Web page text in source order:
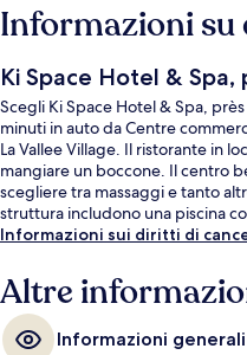
Informazioni
Ki Space Hotel & Spa,
Scegli Ki Space Hotel & Spa,
minuti in auto da Centre
La Vallee Village. Il ristorante in
mangiare un boccone. Il centro
scegliere tra massaggi e tanto
struttura includono una piscina
Informazioni sui diritti di
Altre
Informazioni generali